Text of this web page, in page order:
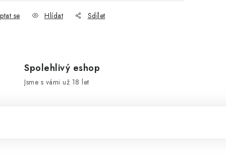
se Hlídat Sdílet
Spolehlivý eshop
Jsme s vámi už 18 let